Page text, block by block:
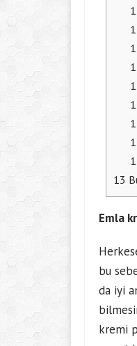
13
Emla
bu
da iyi
kremi